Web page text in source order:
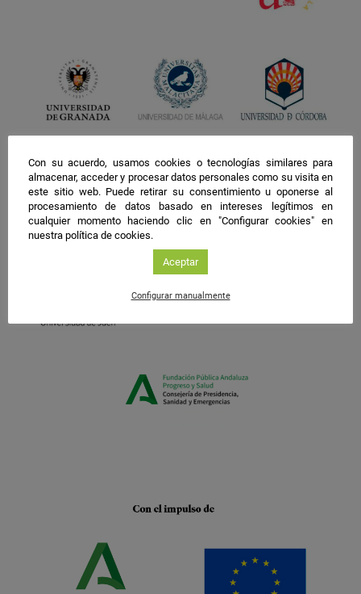
Con su acuerdo, usamos cookies o tecnologías similares para
almacenar, acceder y procesar datos personales como su visita en
este sitio web. Puede retirar su consentimiento u oponerse al
procesamiento de datos basado en intereses legítimos en
cualquier momento haciendo clic en "Configurar cookies" en
nuestra política de cookies.
Aceptar
Configurar manualmente